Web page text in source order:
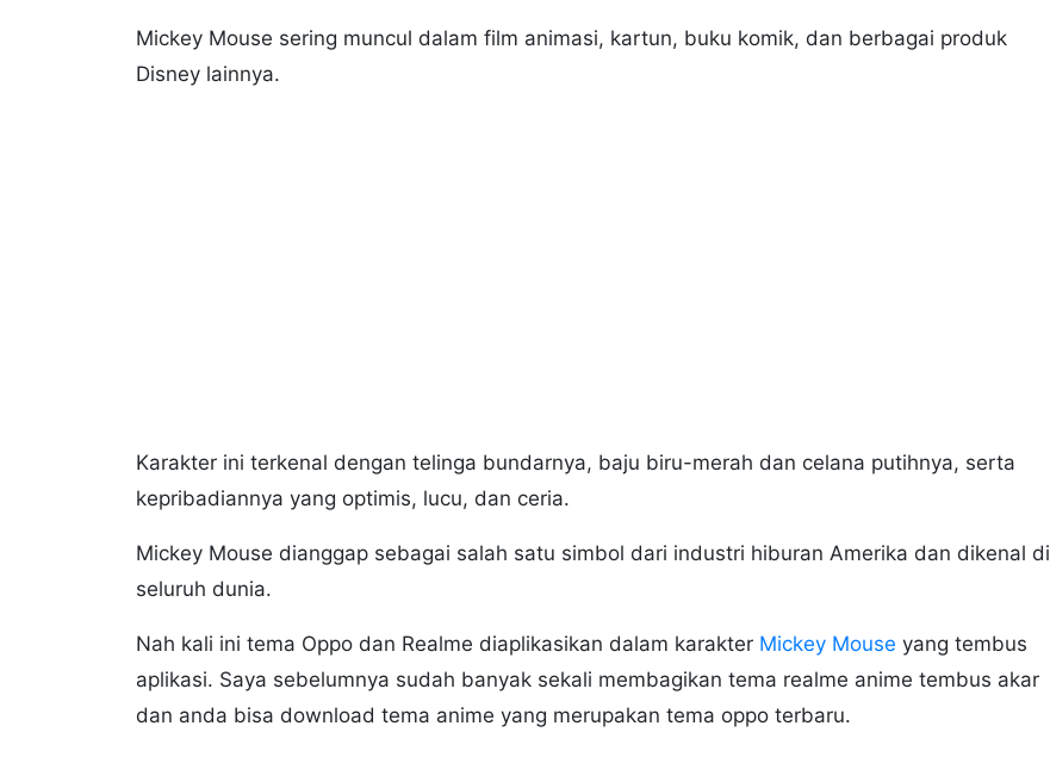
Mickey Mouse sering muncul dalam film animasi, kartun, buku komik, dan berbagai produk
Disney lainnya.
Karakter ini terkenal dengan telinga bundarnya, baju biru-merah dan celana putihnya, serta
kepribadiannya yang optimis, lucu, dan ceria.
Mickey Mouse dianggap sebagai salah satu simbol dari industri hiburan Amerika dan dikenal di
seluruh dunia.
Nah kali ini tema Oppo dan Realme diaplikasikan dalam karakter Mickey Mouse yang tembus
aplikasi. Saya sebelumnya sudah banyak sekali membagikan tema realme anime tembus akar
dan anda bisa download tema anime yang merupakan tema oppo terbaru.